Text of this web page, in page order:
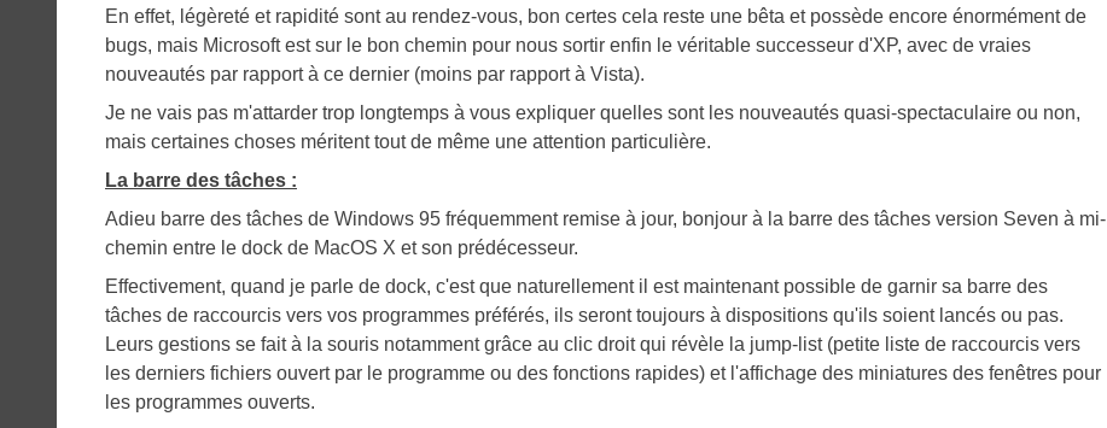
En effet, légèreté et rapidité sont au rendez-vous, bon certes cela reste une bêta et possède encore énormément de
bugs, mais Microsoft est sur le bon chemin pour nous sortir enfin le véritable successeur d'XP, avec de vraies
nouveautés par rapport à ce dernier (moins par rapport à Vista).
Je ne vais pas m'attarder trop longtemps à vous expliquer quelles sont les nouveautés quasi-spectaculaire ou non,
mais certaines choses méritent tout de même une attention particulière.
La barre des tâches :
Adieu barre des tâches de Windows 95 fréquemment remise à jour, bonjour à la barre des tâches version Seven à mi-
chemin entre le dock de MacOS X et son prédécesseur.
Effectivement, quand je parle de dock, c'est que naturellement il est maintenant possible de garnir sa barre des
tâches de raccourcis vers vos programmes préférés, ils seront toujours à dispositions qu'ils soient lancés ou pas.
Leurs gestions se fait à la souris notamment grâce au clic droit qui révèle la jump-list (petite liste de raccourcis vers
les derniers fichiers ouvert par le programme ou des fonctions rapides) et l'affichage des miniatures des fenêtres pour
les programmes ouverts.